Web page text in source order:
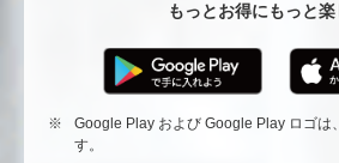
もっとお得にもっと楽
※
Google Play および Google Play ロゴは
す。